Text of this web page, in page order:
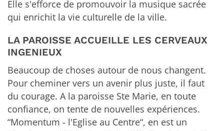
Elle s'efforce de promouvoir la musique sacrée
qui enrichit la vie culturelle de la ville.
LA PAROISSE ACCUEILLE LES CERVEAUX
INGENIEUX
Beaucoup de choses autour de nous changent.
Pour cheminer vers un avenir plus juste, il faut
du courage. A la paroisse Ste Marie, en toute
confiance, on tente de nouvelles expériences.
“Momentum - l'Eglise au Centre“, en est un